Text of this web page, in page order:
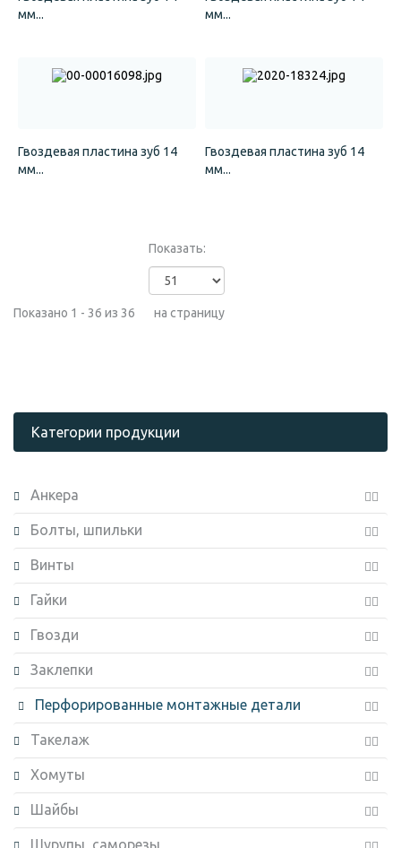
мм...
мм...
Гвоздевая пластина зуб 14
мм...
Гвоздевая пластина зуб 14
мм...
Показано 1 - 36 из 36
Показать:
на страницу
Категории продукции
Анкера
Болты, шпильки
Винты
Гайки
Гвозди
Заклепки
Перфорированные монтажные детали
Такелаж
Хомуты
Шайбы
Шурупы, саморезы